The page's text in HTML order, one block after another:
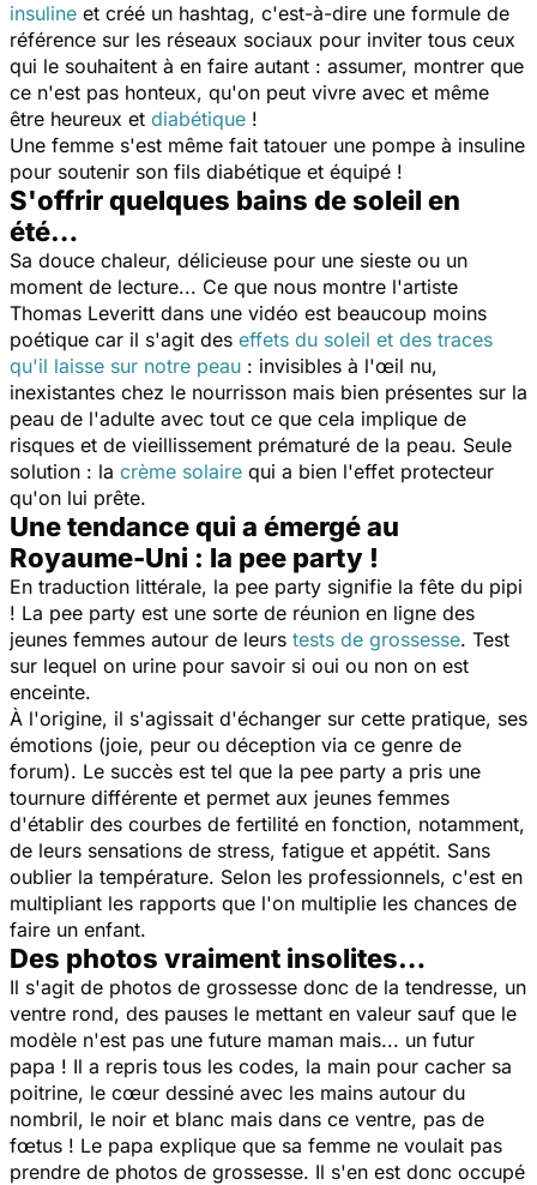
insuline et créé un hashtag, c'est-à-dire une formule de
référence sur les réseaux sociaux pour inviter tous ceux
qui le souhaitent à en faire autant : assumer, montrer que
ce n'est pas honteux, qu'on peut vivre avec et même
être heureux et diabétique !
Une femme s'est même fait tatouer une pompe à insuline
pour soutenir son fils diabétique et équipé !
S'offrir quelques bains de soleil en
été…
Sa douce chaleur, délicieuse pour une sieste ou un
moment de lecture... Ce que nous montre l'artiste
Thomas Leveritt dans une vidéo est beaucoup moins
poétique car il s'agit des effets du soleil et des traces
qu'il laisse sur notre peau : invisibles à l'œil nu,
inexistantes chez le nourrisson mais bien présentes sur la
peau de l'adulte avec tout ce que cela implique de
risques et de vieillissement prématuré de la peau. Seule
solution : la crème solaire qui a bien l'effet protecteur
qu'on lui prête.
Une tendance qui a émergé au
Royaume-Uni : la pee party !
En traduction littérale, la pee party signifie la fête du pipi
! La pee party est une sorte de réunion en ligne des
jeunes femmes autour de leurs tests de grossesse. Test
sur lequel on urine pour savoir si oui ou non on est
enceinte.
À l'origine, il s'agissait d'échanger sur cette pratique, ses
émotions (joie, peur ou déception via ce genre de
forum). Le succès est tel que la pee party a pris une
tournure différente et permet aux jeunes femmes
d'établir des courbes de fertilité en fonction, notamment,
de leurs sensations de stress, fatigue et appétit. Sans
oublier la température. Selon les professionnels, c'est en
multipliant les rapports que l'on multiplie les chances de
faire un enfant.
Des photos vraiment insolites…
Il s'agit de photos de grossesse donc de la tendresse, un
ventre rond, des pauses le mettant en valeur sauf que le
modèle n'est pas une future maman mais... un futur
papa ! Il a repris tous les codes, la main pour cacher sa
poitrine, le cœur dessiné avec les mains autour du
nombril, le noir et blanc mais dans ce ventre, pas de
fœtus ! Le papa explique que sa femme ne voulait pas
prendre de photos de grossesse. Il s'en est donc occupé